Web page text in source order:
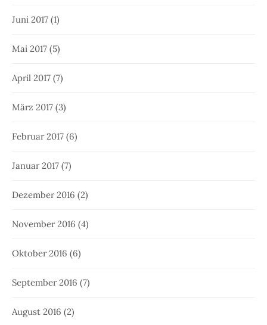
Juni 2017 (1)
Mai 2017 (5)
April 2017 (7)
März 2017 (3)
Februar 2017 (6)
Januar 2017 (7)
Dezember 2016 (2)
November 2016 (4)
Oktober 2016 (6)
September 2016 (7)
August 2016 (2)